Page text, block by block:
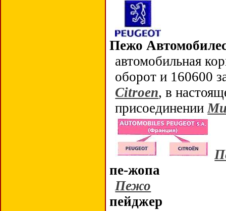
Пежо
автомобильная
оборот и 160600
Citroen, в
присоединении
пе-жопа
Пежо
пейджер